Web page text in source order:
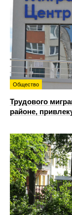
Общество
Трудового
районе,